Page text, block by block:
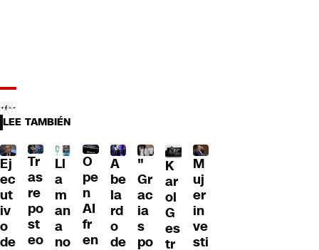
LEE TAMBIÉN
Ej
ec
ut
iv
o
de
Tr
as
re
po
st
eo
Ll
a
m
an
a
no
O
pe
n
AI
fr
en
A
be
la
rd
o
de
"
Gr
ac
ia
s
po
K
ar
ol
G
es
tr
M
uj
er
in
ve
sti